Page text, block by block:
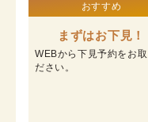
おすすめ
まずはお下見！
WEBから下見予約をお取
ださい。